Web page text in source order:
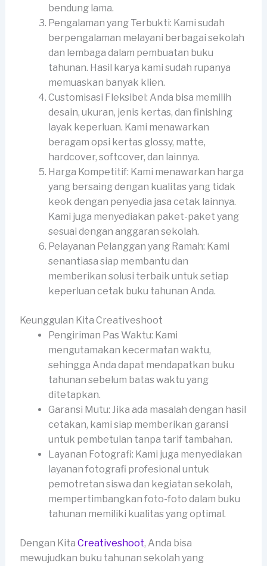
bendung lama.
Pengalaman yang Terbukti: Kami sudah
berpengalaman melayani berbagai sekolah
dan lembaga dalam pembuatan buku
tahunan. Hasil karya kami sudah rupanya
memuaskan banyak klien.
Customisasi Fleksibel: Anda bisa memilih
desain, ukuran, jenis kertas, dan finishing
layak keperluan. Kami menawarkan
beragam opsi kertas glossy, matte,
hardcover, softcover, dan lainnya.
Harga Kompetitif: Kami menawarkan harga
yang bersaing dengan kualitas yang tidak
keok dengan penyedia jasa cetak lainnya.
Kami juga menyediakan paket-paket yang
sesuai dengan anggaran sekolah.
Pelayanan Pelanggan yang Ramah: Kami
senantiasa siap membantu dan
memberikan solusi terbaik untuk setiap
keperluan cetak buku tahunan Anda.
Keunggulan Kita Creativeshoot
Pengiriman Pas Waktu: Kami
mengutamakan kecermatan waktu,
sehingga Anda dapat mendapatkan buku
tahunan sebelum batas waktu yang
ditetapkan.
Garansi Mutu: Jika ada masalah dengan hasil
cetakan, kami siap memberikan garansi
untuk pembetulan tanpa tarif tambahan.
Layanan Fotografi: Kami juga menyediakan
layanan fotografi profesional untuk
pemotretan siswa dan kegiatan sekolah,
mempertimbangkan foto-foto dalam buku
tahunan memiliki kualitas yang optimal.
Dengan Kita Creativeshoot, Anda bisa
mewujudkan buku tahunan sekolah yang